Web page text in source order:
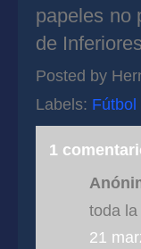
papeles no
de
Posted by
Labels: Fútbol
1
toda
21